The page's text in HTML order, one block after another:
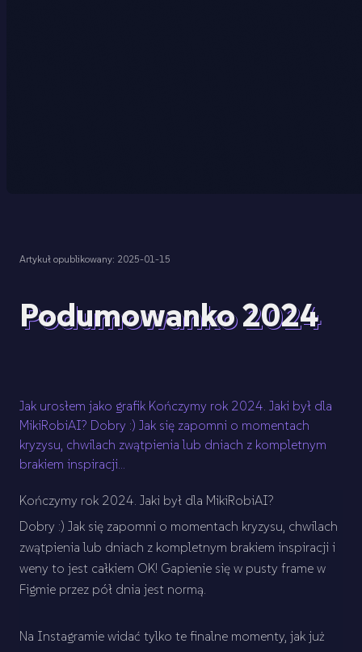
Artykuł opublikowany: 2025-01-15
Podumowanko 2024
Jak urosłem jako grafik Kończymy rok 2024. Jaki był dla
MikiRobiAI? Dobry :) Jak się zapomni o momentach
kryzysu, chwilach zwątpienia lub dniach z kompletnym
brakiem inspiracji...
Kończymy rok 2024. Jaki był dla MikiRobiAI?
Dobry :) Jak się zapomni o momentach kryzysu, chwilach
zwątpienia lub dniach z kompletnym brakiem inspiracji i
weny to jest całkiem OK! Gapienie się w pusty frame w
Figmie przez pół dnia jest normą.
Na Instagramie widać tylko te finalne momenty, jak już